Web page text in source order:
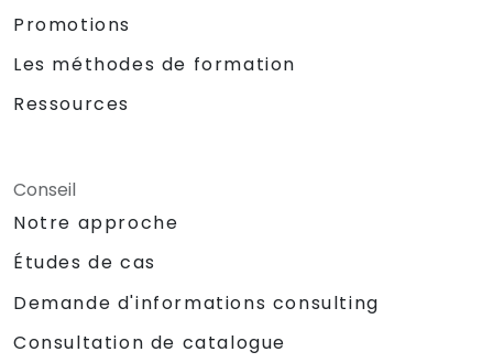
Promotions
Les méthodes de formation
Ressources
Conseil
Notre approche
Études de cas
Demande d'informations consulting
Consultation de catalogue